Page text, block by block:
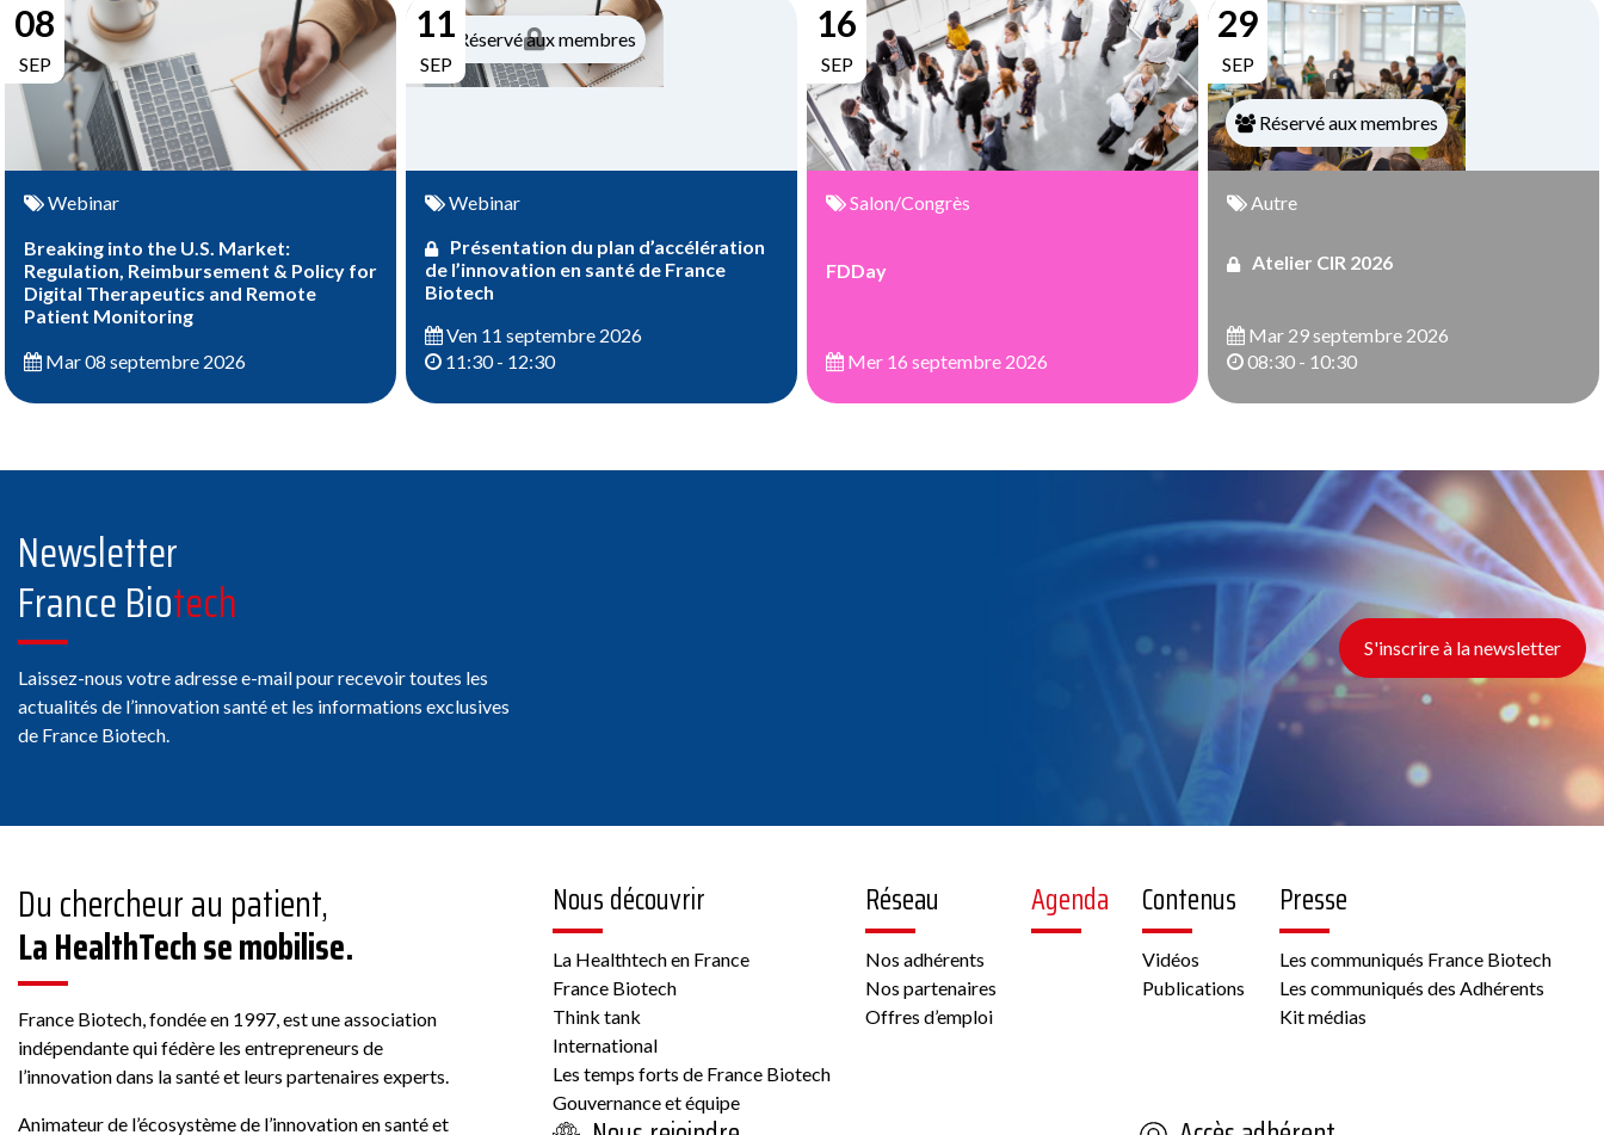
08
SEP
Webinar
Breaking into the U.S. Market:
Regulation, Reimbursement & Policy for
Digital Therapeutics and Remote
Patient Monitoring
Mar 08 septembre 2026
11
SEP
Réservé aux membres
Webinar
Présentation du plan d’accélération
de l’innovation en santé de France
Biotech
Ven 11 septembre 2026
11:30 - 12:30
16
SEP
Salon/Congrès
FDDay
Mer 16 septembre 2026
29
SEP
Réservé aux membres
Autre
Atelier CIR 2026
Mar 29 septembre 2026
08:30 - 10:30
Newsletter
France Biotech
Laissez-nous votre adresse e-mail pour recevoir toutes les
actualités de l’innovation santé et les informations exclusives
de France Biotech.
S'inscrire à la newsletter
Du chercheur au patient,
La HealthTech se mobilise.
France Biotech, fondée en 1997, est une association
indépendante qui fédère les entrepreneurs de
l’innovation dans la santé et leurs partenaires experts.
Animateur de l’écosystème de l’innovation en santé et
Nous découvrir
La Healthtech en France
France Biotech
Think tank
International
Les temps forts de France Biotech
Gouvernance et équipe
Réseau
Nos adhérents
Nos partenaires
Offres d’emploi
Agenda Contenus
Vidéos
Publications
Presse
Les communiqués France Biotech
Les communiqués des Adhérents
Kit médias